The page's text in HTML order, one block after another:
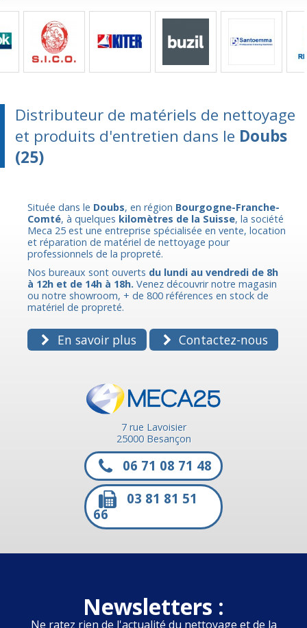
Distributeur de matériels de nettoyage
et produits d'entretien dans le Doubs
(25)
Située dans le Doubs, en région Bourgogne-Franche-
Comté, à quelques kilomètres de la Suisse, la société
Meca 25 est une entreprise spécialisée en vente, location
et réparation de matériel de nettoyage pour
professionnels de la propreté.
Nos bureaux sont ouverts du lundi au vendredi de 8h
à 12h et de 14h à 18h. Venez découvrir notre magasin
ou notre showroom, + de 800 références en stock de
matériel de propreté.
En savoir plus Contactez-nous
7 rue Lavoisier
25000 Besançon
06 71 08 71 48
03 81 81 51
66
Newsletters :
Ne ratez rien de l'actualité du nettoyage et de la